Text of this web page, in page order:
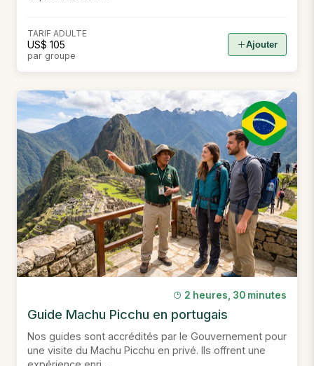
TARIF ADULTE
US$ 105
par groupe
Ajouter
2 heures, 30 minutes
Guide Machu Picchu en portugais
Nos guides sont accrédités par le Gouvernement pour
une visite du Machu Picchu en privé. Ils offrent une